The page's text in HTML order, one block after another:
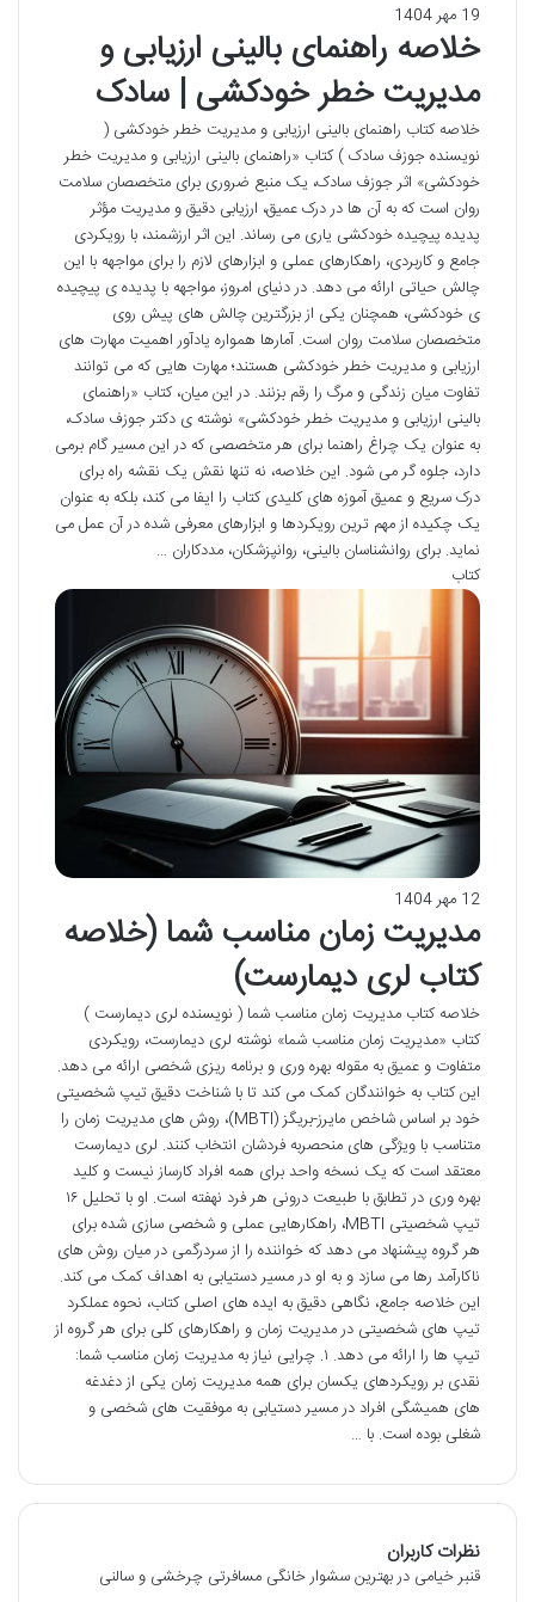
19 مهر 1404
خلاصه راهنمای بالینی ارزیابی و
مدیریت خطر خودکشی | سادک
خلاصه کتاب راهنمای بالینی ارزیابی و مدیریت خطر خودکشی (
نویسنده جوزف سادک ) کتاب «راهنمای بالینی ارزیابی و مدیریت خطر
خودکشی» اثر جوزف سادک، یک منبع ضروری برای متخصصان سلامت
روان است که به آن ها در درک عمیق، ارزیابی دقیق و مدیریت مؤثر
پدیده پیچیده خودکشی یاری می رساند. این اثر ارزشمند، با رویکردی
جامع و کاربردی، راهکارهای عملی و ابزارهای لازم را برای مواجهه با این
چالش حیاتی ارائه می دهد. در دنیای امروز، مواجهه با پدیده ی پیچیده
ی خودکشی، همچنان یکی از بزرگترین چالش های پیش روی
متخصصان سلامت روان است. آمارها همواره یادآور اهمیت مهارت های
ارزیابی و مدیریت خطر خودکشی هستند؛ مهارت هایی که می توانند
تفاوت میان زندگی و مرگ را رقم بزنند. در این میان، کتاب «راهنمای
بالینی ارزیابی و مدیریت خطر خودکشی» نوشته ی دکتر جوزف سادک،
به عنوان یک چراغ راهنما برای هر متخصصی که در این مسیر گام برمی
دارد، جلوه گر می شود. این خلاصه، نه تنها نقش یک نقشه راه برای
درک سریع و عمیق آموزه های کلیدی کتاب را ایفا می کند، بلکه به عنوان
یک چکیده از مهم ترین رویکردها و ابزارهای معرفی شده در آن عمل می
نماید. برای روانشناسان بالینی، روانپزشکان، مددکاران …
کتاب
12 مهر 1404
مدیریت زمان مناسب شما (خلاصه
کتاب لری دیمارست)
خلاصه کتاب مدیریت زمان مناسب شما ( نویسنده لری دیمارست )
کتاب «مدیریت زمان مناسب شما» نوشته لری دیمارست، رویکردی
متفاوت و عمیق به مقوله بهره وری و برنامه ریزی شخصی ارائه می دهد.
این کتاب به خوانندگان کمک می کند تا با شناخت دقیق تیپ شخصیتی
خود بر اساس شاخص مایرز-بریگز (MBTI)، روش های مدیریت زمان را
متناسب با ویژگی های منحصربه فردشان انتخاب کنند. لری دیمارست
معتقد است که یک نسخه واحد برای همه افراد کارساز نیست و کلید
بهره وری در تطابق با طبیعت درونی هر فرد نهفته است. او با تحلیل ۱۶
تیپ شخصیتی MBTI، راهکارهایی عملی و شخصی سازی شده برای
هر گروه پیشنهاد می دهد که خواننده را از سردرگمی در میان روش های
ناکارآمد رها می سازد و به او در مسیر دستیابی به اهداف کمک می کند.
این خلاصه جامع، نگاهی دقیق به ایده های اصلی کتاب، نحوه عملکرد
تیپ های شخصیتی در مدیریت زمان و راهکارهای کلی برای هر گروه از
تیپ ها را ارائه می دهد. ۱. چرایی نیاز به مدیریت زمان مناسب شما:
نقدی بر رویکردهای یکسان برای همه مدیریت زمان یکی از دغدغه
های همیشگی افراد در مسیر دستیابی به موفقیت های شخصی و
شغلی بوده است. با …
نظرات کاربران
قنبر خیامی دربهترین سشوار خانگی مسافرتی چرخشی و سالنی